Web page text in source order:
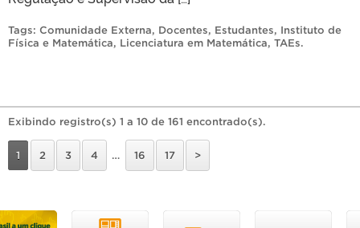
Tags: Comunidade Externa, Docentes, Estudantes, Instituto de
Física e Matemática, Licenciatura em Matemática, TAEs.
Exibindo registro(s) 1 a 10 de 161 encontrado(s).
1 2 3 4 … 16 17 >